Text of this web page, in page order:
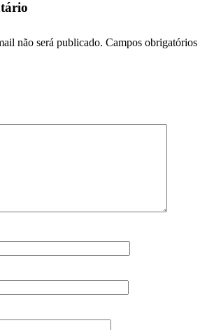
não será publicado. Campos obrigatórios